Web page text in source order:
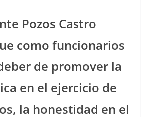
Pozos Castro
como funcionarios
de promover la
en el ejercicio de
la honestidad en el